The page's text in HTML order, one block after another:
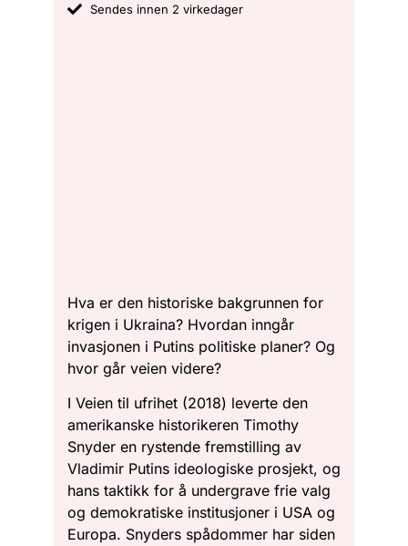
Sendes innen 2 virkedager
Hva er den historiske bakgrunnen for
krigen i Ukraina? Hvordan inngår
invasjonen i Putins politiske planer? Og
hvor går veien videre?
I Veien til ufrihet (2018) leverte den
amerikanske historikeren Timothy
Snyder en rystende fremstilling av
Vladimir Putins ideologiske prosjekt, og
hans taktikk for å undergrave frie valg
og demokratiske institusjoner i USA og
Europa. Snyders spådommer har siden